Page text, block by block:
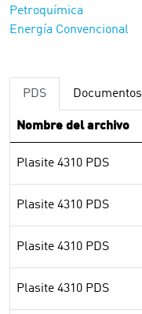
Petroquímica
Energía Convencional
PDS Documentos
Nombre del archivo
Plasite 4310 PDS
Plasite 4310 PDS
Plasite 4310 PDS
Plasite 4310 PDS